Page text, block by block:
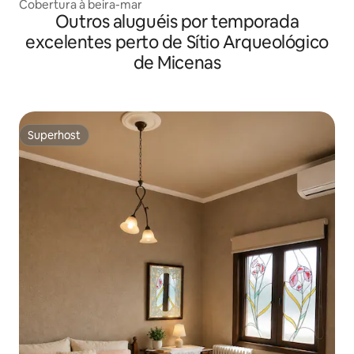
Cobertura à beira-mar
Outros aluguéis por temporada
excelentes perto de Sítio Arqueológico
de Micenas
Superhost
Superhost